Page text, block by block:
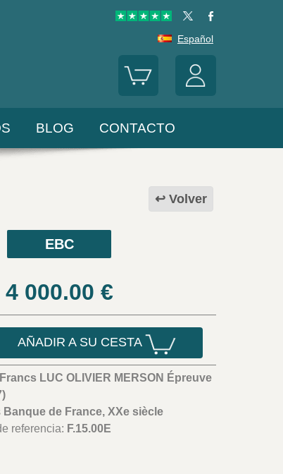
Español
BLOG CONTACTO
Volver
EBC
4 000.00 €
AÑADIR A SU CESTA
LUC OLIVIER MERSON Épreuve
Banque de France, XXe siècle
referencia: F.15.00E